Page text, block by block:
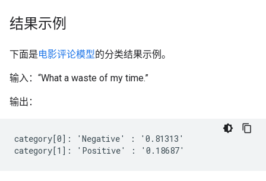
结果示例
下面是电影评论模型的分类结果示例。
输入：“What a waste of my time.”
输出：
category[0]: 'Negative' : '0.81313'